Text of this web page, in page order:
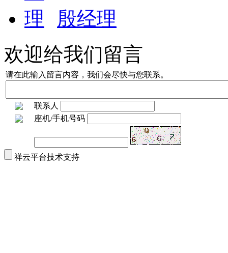
殷经理
欢迎给我们留言
请在此输入留言内容，我们会尽快与您联系。
联系人
座机/手机号码
祥云平台技术支持